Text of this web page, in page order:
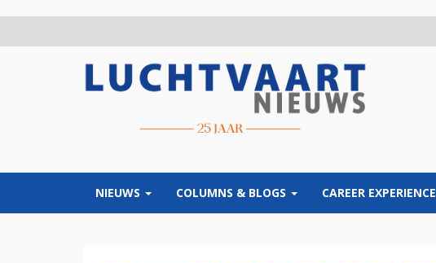
NIEUWS COLUMNS & BLOGS CAREER EXPERIENCE